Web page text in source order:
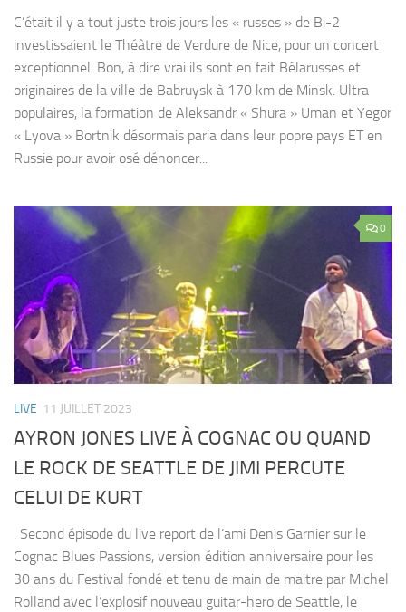
C’était il y a tout juste trois jours les « russes » de Bi-2
investissaient le Théâtre de Verdure de Nice, pour un concert
exceptionnel. Bon, à dire vrai ils sont en fait Bélarusses et
originaires de la ville de Babruysk à 170 km de Minsk. Ultra
populaires, la formation de Aleksandr « Shura » Uman et Yegor
« Lyova » Bortnik désormais paria dans leur popre pays ET en
Russie pour avoir osé dénoncer...
0
LIVE 11 JUILLET 2023
AYRON JONES LIVE À COGNAC OU QUAND
LE ROCK DE SEATTLE DE JIMI PERCUTE
CELUI DE KURT
. Second épisode du live report de l’ami Denis Garnier sur le
Cognac Blues Passions, version édition anniversaire pour les
30 ans du Festival fondé et tenu de main de maitre par Michel
Rolland avec l’explosif nouveau guitar-hero de Seattle, le